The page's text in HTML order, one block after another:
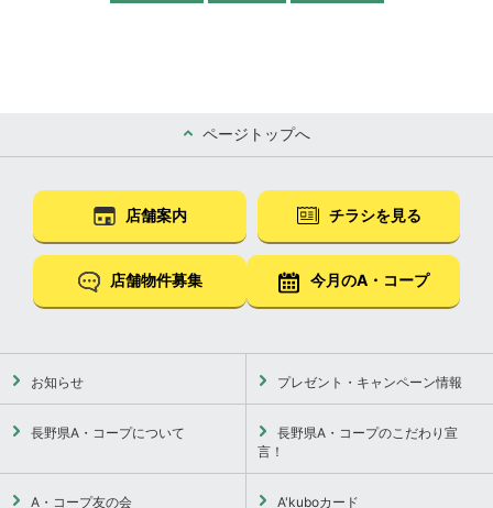
ページトップへ
店舗案内 チラシを見る
店舗物件募集 今月のA・コープ
お知らせ プレゼント・キャンペーン情報
長野県A・コープについて
長野県A・コープのこだわり宣
言！
A・コープ友の会 A'kuboカード